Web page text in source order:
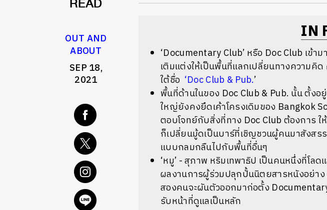
READ
OUT AND
ABOUT
SEP 18,
2021
IN
‘Documentary Club’ หรือ Doc Club เข้
เติมแต่งให้เป็นพื้นที่แลกเปลี่ยนทางความคิ
ใต้ชื่อ ‘Doc Club & Pub.’
พื้นที่ด้านในของ Doc Club & Pub. นั้น ตั้งอ
ใหญ่ยังคงยึดเค้าโครงเดิมของ Bangkok
ตอบโจทย์กับสิ่งที่ทาง Doc Club ต้องการ ให้
ก็เปลี่ยนมู้ดเป็นบาร์ที่เชิญชวนผู้คนมาสังสร
แบบกลมกลืนไปกับพื้นที่อื่นๆ
‘หมู’ - สุภาพ หริมเทพาธิป เป็นคนหนึ่งที่โล
ผลงานการผู้ร่วมปลุกปั้นนิตยสารหนังอย่าง
สองคนจะผันตัวออกมาก่อตั้ง
รับหน้าที่ดูแลเป็นหลัก